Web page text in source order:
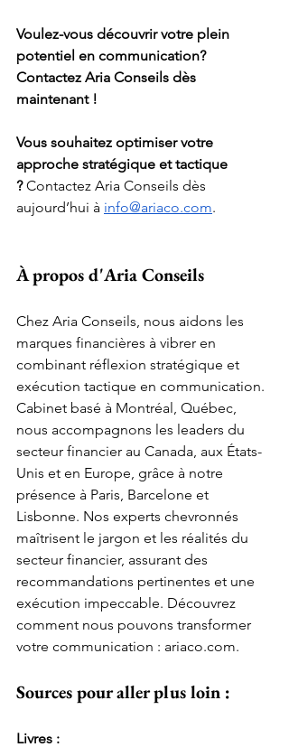
Voulez-vous découvrir votre plein
potentiel en communication?
Contactez Aria Conseils dès
maintenant !
Vous souhaitez optimiser votre
approche stratégique et tactique
? Contactez Aria Conseils dès
aujourd’hui à info@ariaco.com.
À propos d'Aria Conseils
Chez Aria Conseils, nous aidons les
marques financières à vibrer en
combinant réflexion stratégique et
exécution tactique en communication.
Cabinet basé à Montréal, Québec,
nous accompagnons les leaders du
secteur financier au Canada, aux États-
Unis et en Europe, grâce à notre
présence à Paris, Barcelone et
Lisbonne. Nos experts chevronnés
maîtrisent le jargon et les réalités du
secteur financier, assurant des
recommandations pertinentes et une
exécution impeccable. Découvrez
comment nous pouvons transformer
votre communication : ariaco.com.
Sources pour aller plus loin :
Livres :